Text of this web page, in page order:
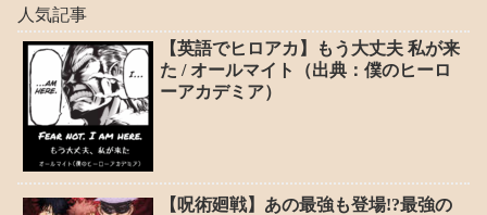
人気記事
【英語でヒロアカ】もう大丈夫 私が来
た / オールマイト（出典：僕のヒーロ
ーアカデミア）
【呪術廻戦】あの最強も登場!?最強の